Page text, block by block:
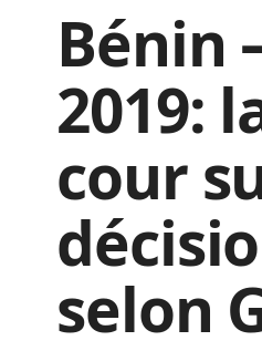
Bénin
2019:
cour
selon